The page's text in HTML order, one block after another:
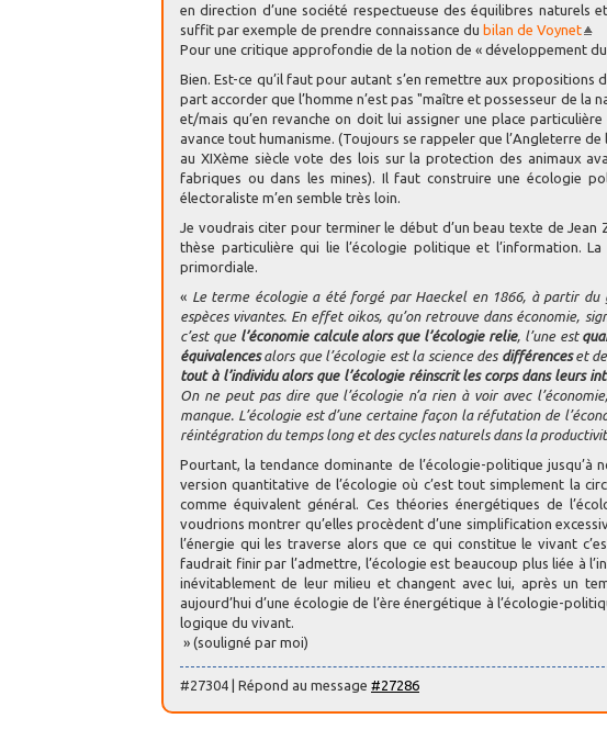
en direction d’une société respectueuse des équilibres naturels
suffit par exemple de prendre connaissance du bilan de Voynet
Pour une critique approfondie de la notion de « développement
Bien. Est-ce qu’il faut pour autant s’en remettre aux propositions
part accorder que l’homme n’est pas "maître et possesseur de
et/mais qu’en revanche on doit lui assigner une place
avance tout humanisme. (Toujours se rappeler que l’Angleterre
au XIXème siècle vote des lois sur la protection des animaux
fabriques ou dans les mines). Il faut construire une écologie
électoraliste m’en semble très loin.
Je voudrais citer pour terminer le début d’un beau texte de Jean
thèse particulière qui lie l’écologie politique et l’information.
primordiale.
« Le terme écologie a été forgé par Haeckel en 1866, à partir du
espèces vivantes. En effet oikos, qu’on retrouve dans économie,
c’est que l’économie calcule alors que l’écologie relie, l’une est
équivalencesalors que l’écologie est la science des différenceset
tout à l’individu alors que l’écologie réinscrit les corps dans leurs
On ne peut pas dire que l’écologie n’a rien à voir avec
manque. L’écologie est d’une certaine façon la réfutation de
réintégration du temps long et des cycles naturels dans la
Pourtant, la tendance dominante de l’écologie-politique jusqu’à
version quantitative de l’écologie où c’est tout simplement la
comme équivalent général. Ces théories énergétiques de
voudrions montrer qu’elles procèdent d’une simplification
l’énergie qui les traverse alors que ce qui constitue le vivant
faudrait finir par l’admettre, l’écologie est beaucoup plus liée à
inévitablement de leur milieu et changent avec lui, après un
aujourd’hui d’une écologie de l’ère énergétique à l’écologie-
logique du vivant.
» (souligné par moi)
#27304 | Répond au message #27286